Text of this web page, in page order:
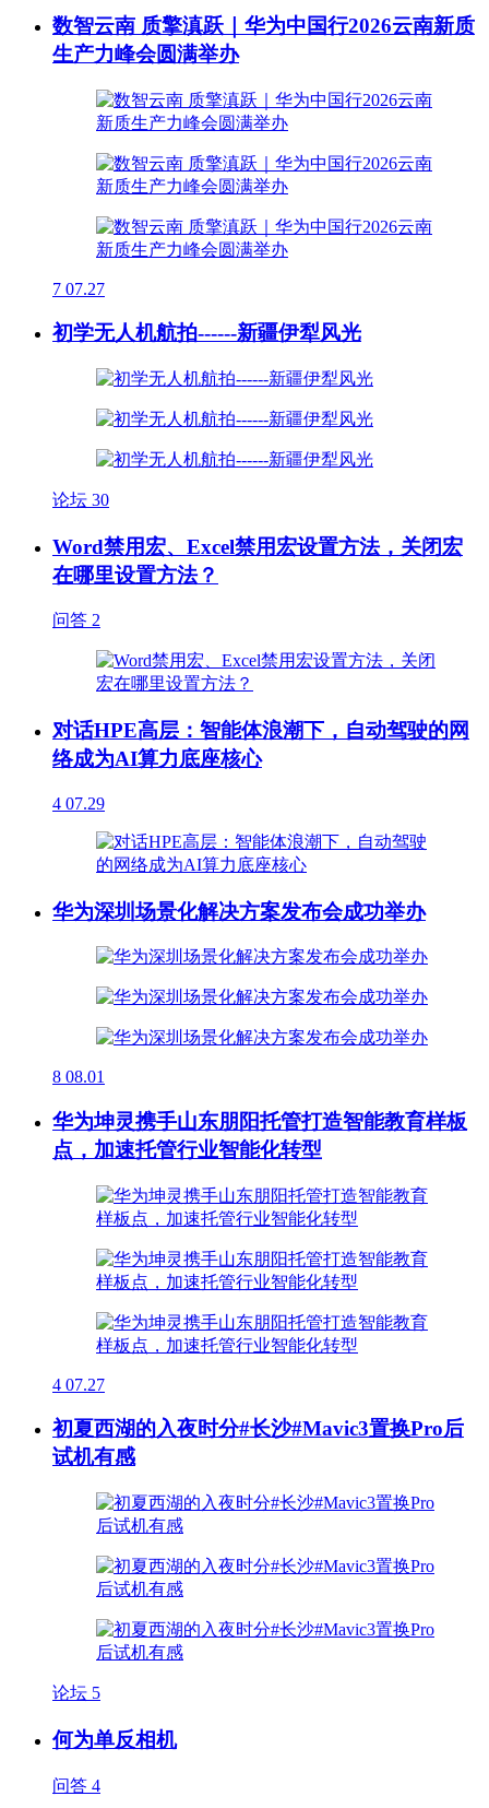
数智云南 质擎滇跃｜华为中国行2026云南新质
生产力峰会圆满举办
7 07.27
初学无人机航拍------新疆伊犁风光
论坛 30
Word禁用宏、Excel禁用宏设置方法，关闭宏
在哪里设置方法？
问答 2
对话HPE高层：智能体浪潮下，自动驾驶的网
络成为AI算力底座核心
4 07.29
华为深圳场景化解决方案发布会成功举办
8 08.01
华为坤灵携手山东朋阳托管打造智能教育样板
点，加速托管行业智能化转型
4 07.27
初夏西湖的入夜时分#长沙#Mavic3置换Pro后
试机有感
论坛 5
何为单反相机
问答 4